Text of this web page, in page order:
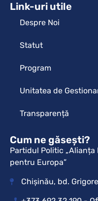
Link-uri utile
Despre Noi
Statut
Program
Unitatea de
Transparență
Cum ne găsești?
Partidul Politic
pentru Europa”
Chișinău, bd.